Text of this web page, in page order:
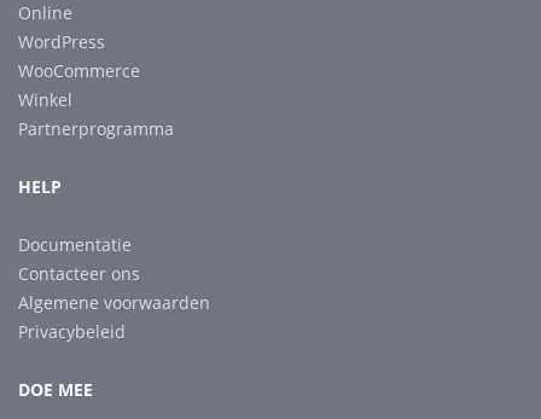
Online
WordPress
WooCommerce
Winkel
Partnerprogramma
HELP
Documentatie
Contacteer ons
Algemene voorwaarden
Privacybeleid
DOE MEE